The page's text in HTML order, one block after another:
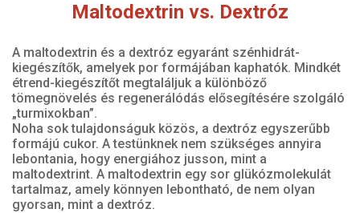
Maltodextrin vs. Dextróz
A maltodextrin és a dextróz egyaránt szénhidrát-
kiegészítők, amelyek por formájában kaphatók. Mindkét
étrend-kiegészítőt megtaláljuk a különböző
tömegnövelés és regenerálódás elősegítésére szolgáló
„turmixokban”.
Noha sok tulajdonságuk közös, a dextróz egyszerűbb
formájú cukor. A testünknek nem szükséges annyira
lebontania, hogy energiához jusson, mint a
maltodextrint. A maltodextrin egy sor glükózmolekulát
tartalmaz, amely könnyen lebontható, de nem olyan
gyorsan, mint a dextróz.